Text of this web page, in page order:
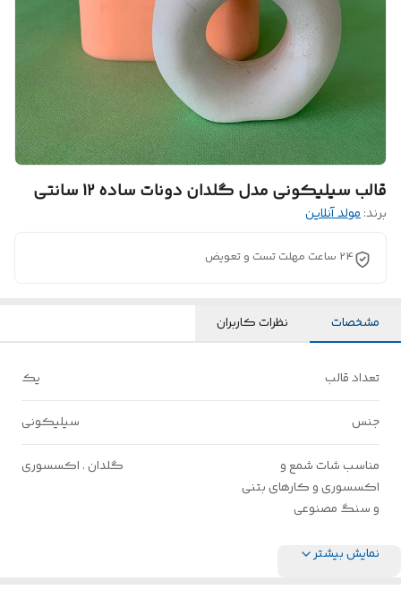
قالب سیلیکونی مدل گلدان دونات ساده 12 سانتی
برند:مولد آنلاین
24 ساعت مهلت تست و تعویض
مشخصات نظرات کاربران
تعداد قالب یک
جنس سیلیکونی
مناسب شات شمع و
اکسسوری و کارهای بتنی
و سنگ مصنوعی
گلدان . اکسسوری
نمایش بیشتر